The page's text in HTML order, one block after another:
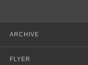
ARCHIVE
FLYER